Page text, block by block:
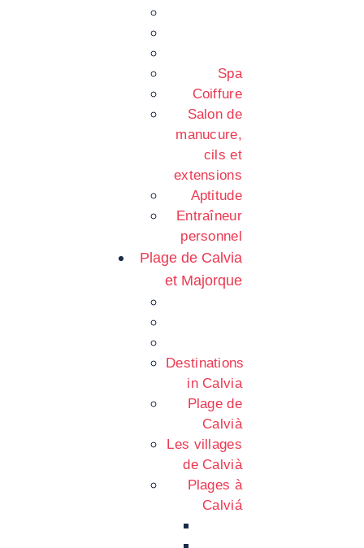
Spa
Coiffure
Salon de
manucure,
cils et
extensions
Aptitude
Entraîneur
personnel
Plage de Calvia
et Majorque
Destinations
in Calvia
Plage de
Calvià
Les villages
de Calvià
Plages à
Calviá